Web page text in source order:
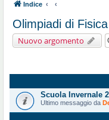
Indice
Olimpiadi di Fisica
Nuovo argomento
Scuola Invernale
Ultimo messaggio da